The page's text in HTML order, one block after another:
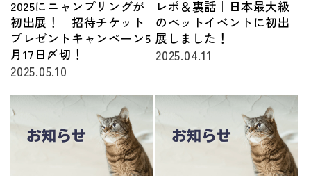
2025にニャンプリングが
初出展！｜招待チケット
プレゼントキャンペーン5
月17日〆切！
2025.05.10
レポ＆裏話｜日本最大級
のペットイベントに初出
展しました！
2025.04.11